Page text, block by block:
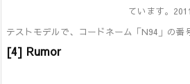
ています。
テストモデルで、コードネーム「N94」の
[4] Rumor